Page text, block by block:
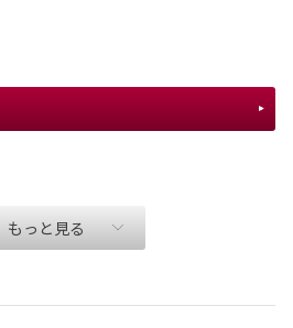
もっと見る